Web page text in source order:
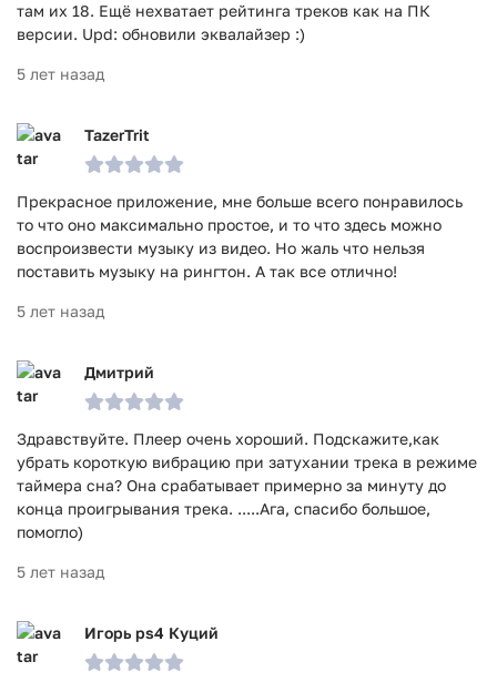
там их 18. Ещё нехватает рейтинга треков как на ПК
версии. Upd: обновили эквалайзер :)
5 лет назад
TazerTrit
Прекрасное приложение, мне больше всего понравилось
то что оно максимально простое, и то что здесь можно
воспроизвести музыку из видео. Но жаль что нельзя
поставить музыку на рингтон. А так все отлично!
5 лет назад
Дмитрий
Здравствуйте. Плеер очень хороший. Подскажите,как
убрать короткую вибрацию при затухании трека в режиме
таймера сна? Она срабатывает примерно за минуту до
конца проигрывания трека. .....Ага, спасибо большое,
помогло)
5 лет назад
Игорь ps4 Куций